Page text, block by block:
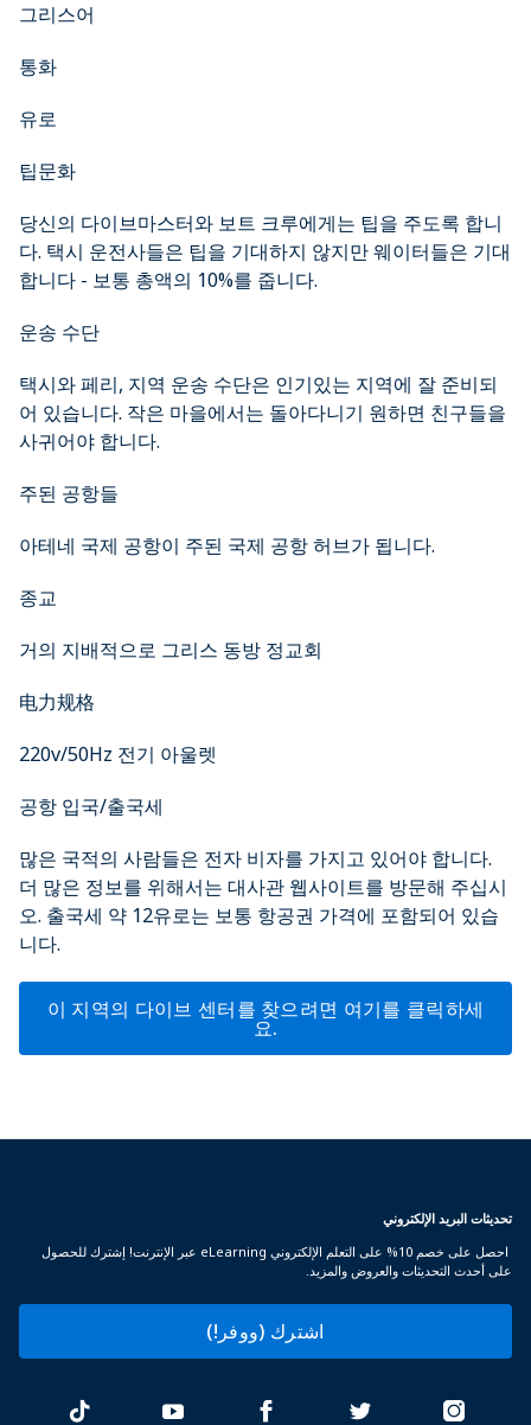
그리스어
통화
유로
팁문화
당신의 다이브마스터와 보트 크루에게는 팁을 주도록 합니
다. 택시 운전사들은 팁을 기대하지 않지만 웨이터들은 기대
합니다 - 보통 총액의 10%를 줍니다.
운송 수단
택시와 페리, 지역 운송 수단은 인기있는 지역에 잘 준비되
어 있습니다. 작은 마을에서는 돌아다니기 원하면 친구들을
사귀어야 합니다.
주된 공항들
아테네 국제 공항이 주된 국제 공항 허브가 됩니다.
종교
거의 지배적으로 그리스 동방 정교회
电力规格
220v/50Hz 전기 아울렛
공항 입국/출국세
많은 국적의 사람들은 전자 비자를 가지고 있어야 합니다.
더 많은 정보를 위해서는 대사관 웹사이트를 방문해 주십시
오. 출국세 약 12유로는 보통 항공권 가격에 포함되어 있습
니다.
이 지역의 다이브 센터를 찾으려면 여기를 클릭하세
요.
تحديثات البريد الإلكتروني
احصل على خصم 10% على التعلم الإلكتروني eLearning عبر الإنترنت! إشترك للحصول
على أحدث التحديثات والعروض والمزيد.
اشترك (ووفر!)